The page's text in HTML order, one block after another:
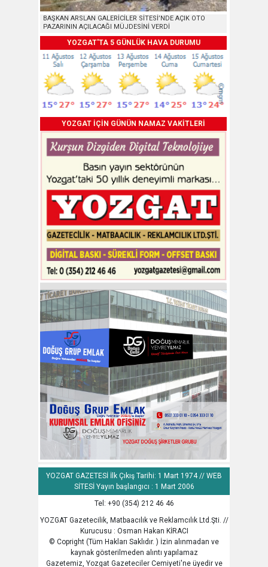
BAŞKAN ARSLAN GALERİCİLER SİTESİ’NDE AÇIK OTO
PAZARININ AÇILACAĞI MÜJDESİNİ VERDİ
YOZGAT'TA 5 GÜNLÜK HAVA DURUMU
YOZGAT İÇİN GÜNÜN NAMAZ VAKİTLERİ
YOZGAT GAZETESİ İlk Çıkış Tarihi: 1 Mart 1974 // WEB
SİTESİ Yayın başlangıcı : 1 Mart 2006
Tel: +90 (354) 212 46 46
YOZGAT Gazetecilik, Matbaacılık ve Reklamcılık Ltd.Şti. //
Kurucusu : Osman Hakan KİRACI
© Copright (Tüm Hakları Saklıdır. ) İzin alınmadan ve
kaynak gösterilmeden alıntı yapılamaz
Gazetemiz, Yozgat Gazeteciler Cemiyeti'ne üyedir ve